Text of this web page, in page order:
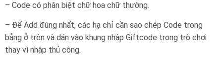
– Code có phân biệt chữ hoa chữ thường.
– Để Add đúng nhất, các hạ chỉ cần sao chép Code trong
bảng ở trên và dán vào khung nhập Giftcode trong trò chơi
thay vì nhập thủ công.